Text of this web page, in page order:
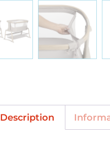
Description